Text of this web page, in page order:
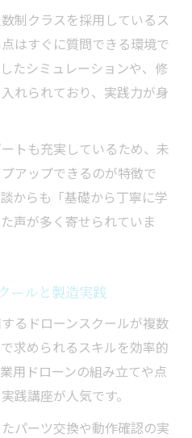
ンスクールの見極め方
卒業生の評価ポイント
える製造職へのステップ
つドローンスクール活用
卒業が安定職の第一歩
めのドローンスクール
と製造分野での活用法
で国家資格取得を目指す
ローン資格とその活用
と国家資格試験の関係性
制クラスを採用しているス
はすぐに質問できる環境で
たシミュレーションや、修
れられており、実践力が身
トも充実しているため、未
アップできるのが特徴で
からも「基礎から丁寧に学
声が多く寄せられていま
ールと製造実践
るドローンスクールが複数
求められるスキルを効率的
用ドローンの組み立てや点
践講座が人気です。
パーツ交換や動作確認の実